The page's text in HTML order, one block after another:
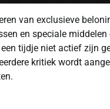
van exclusieve
en speciale
tijdje niet actief zijn
kritiek wordt